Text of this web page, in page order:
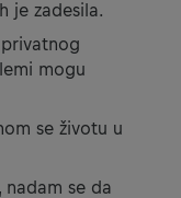
je zadesila.
mogu
se životu u
nadam se da